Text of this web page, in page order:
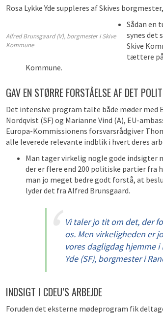
Rosa Lykke Yde suppleres af Skives
Alfred Brunsgaard (V), borgmester i Skive
Kommune
Sådan en
synes det
Skive
tættere
Kommune.
GAV EN STØRRE FORSTÅELSE AF DET
Det intensive program talte både møder med
Nordqvist (SF) og Marianne Vind (A), EU-
Europa-Kommissionens forsvarsrådgiver
alle leverede relevante indblik i hvert deres
Man tager virkelig nogle gode indsigter
der er flere end 200 politiske partier fra
man jo meget bedre godt forstå, at
lyder det fra Alfred Brunsgaard.
Vi taler jo tit om det, der
os. Men virkeligheden er
vores dagligdag hjemme
Yde (SF), borgmester i
INDSIGT I CDEU’S ARBEJDE
Foruden det eksterne mødeprogram fik